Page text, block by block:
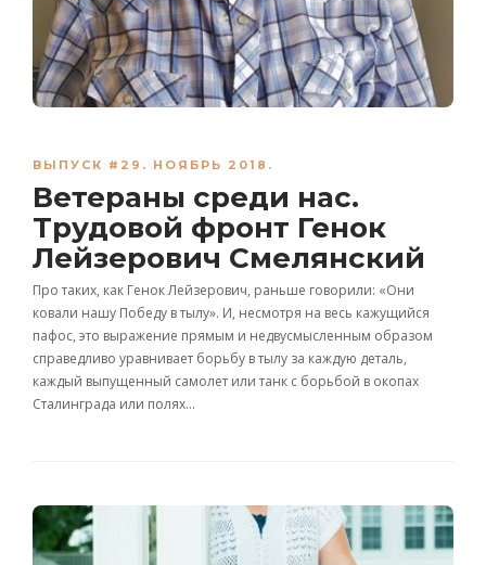
ВЫПУСК #29. НОЯБРЬ 2018.
Ветераны среди нас.
Трудовой фронт Генок
Лейзерович Смелянский
Про таких, как Генок Лейзерович, раньше говорили: «Они
ковали нашу Победу в тылу». И, несмотря на весь кажущийся
пафос, это выражение прямым и недвусмысленным образом
справедливо уравнивает борьбу в тылу за каждую деталь,
каждый выпущенный самолет или танк с борьбой в окопах
Сталинграда или полях…